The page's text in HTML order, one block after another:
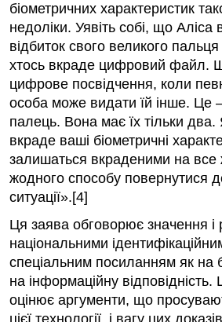
біометричних характеристик
недоліки. Уявіть собі, що Аліса
відбиток свого великого пальця
хтось вкраде цифровий файл.
цифрове посвідчення, коли
особа може видати їй інше. Це –
палець. Вона має їх тільки два.
вкраде ваші біометричні
залишаться вкраденими на все
жодного способу повернутися
ситуації».[4]
Ця заява обговорює значення і
національними
спеціальним посиланням як на
на інформаційну
оцінює аргументи, що
цієї технології, і вагу цих